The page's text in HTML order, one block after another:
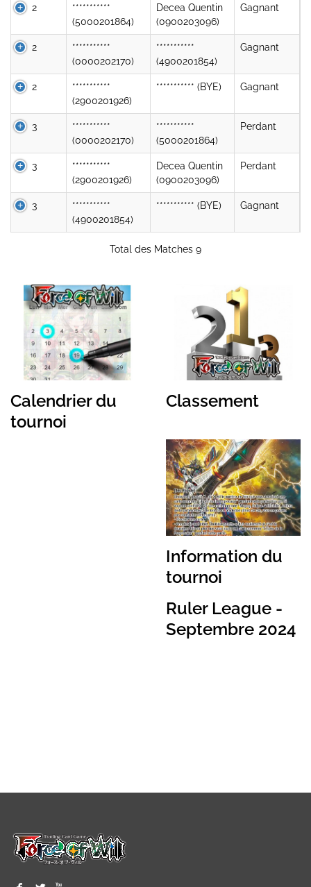
2
***********
(5000201864)
Decea Quentin
(0900203096)
Gagnant
2
***********
(0000202170)
***********
(4900201854)
Gagnant
2
***********
(2900201926)
*********** (BYE) Gagnant
3
***********
(0000202170)
***********
(5000201864)
Perdant
3
***********
(2900201926)
Decea Quentin
(0900203096)
Perdant
3
***********
(4900201854)
*********** (BYE) Gagnant
Total des Matches 9
Calendrier du
tournoi
Classement
Information du
tournoi
Ruler League -
Septembre 2024